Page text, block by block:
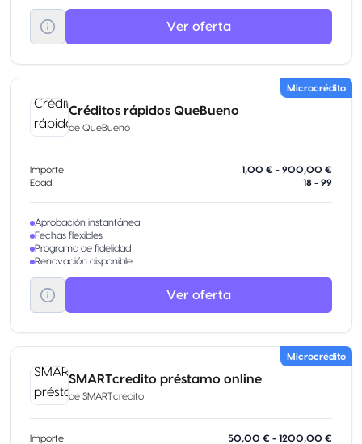
Ver oferta
Microcrédito
Créditos rápidos QueBueno
de QueBueno
Importe
1,00 € - 900,00 €
Edad
18 - 99
Aprobación instantánea
Fechas flexibles
Programa de fidelidad
Renovación disponible
Ver oferta
Microcrédito
SMARTcredito préstamo online
de SMARTcredito
Importe
50,00 € - 1200,00 €